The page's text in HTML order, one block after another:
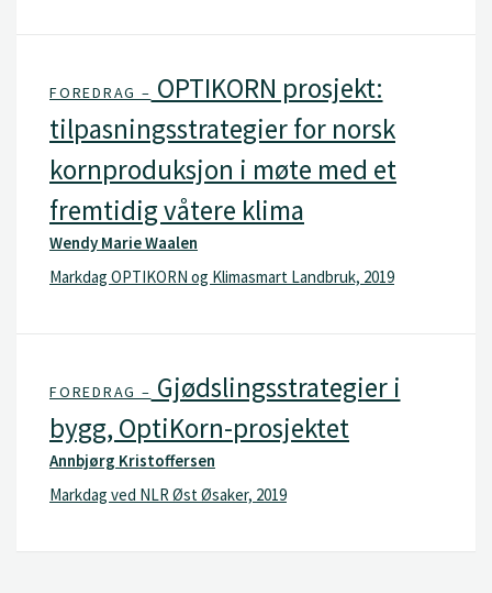
FOREDRAG – OPTIKORN prosjekt:
tilpasningsstrategier for norsk
kornproduksjon i møte med et
fremtidig våtere klima
Wendy Marie Waalen
Markdag OPTIKORN og Klimasmart Landbruk, 2019
FOREDRAG – Gjødslingsstrategier i
bygg, OptiKorn-prosjektet
Annbjørg Kristoffersen
Markdag ved NLR Øst Øsaker, 2019